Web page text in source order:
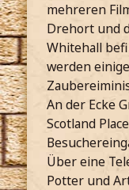
mehreren
Drehort und
Whitehall
werden
An der Ecke
Scotland
Über eine
Potter und